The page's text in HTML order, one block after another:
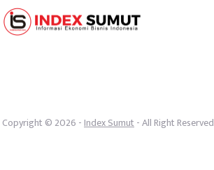
Copyright © 2026 -Index Sumut- All Right Reserved